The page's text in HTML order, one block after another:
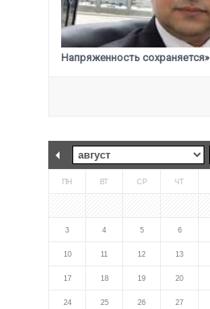
Напряженность сохраняется»
ПН ВТ СР ЧТ
3 4 5 6
10 11 12 13
17 18 19 20
24 25 26 27